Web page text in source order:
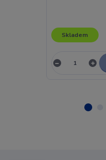
Skladem